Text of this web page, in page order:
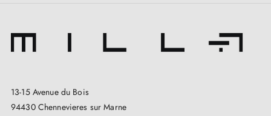
13-15 Avenue du Bois
94430 Chennevieres sur Marne